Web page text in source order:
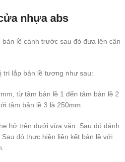
nhựa abs
lề cánh trước sau đó đưa lên cân
trí lắp bản lề tương như sau:
từ tâm bản lề 1 đến tâm bản lề 2
tâm bản lề 3 là 250mm.
hở trên dưới vừa vặn. Sau đó đánh
đó thực hiện liên kết bản lề với